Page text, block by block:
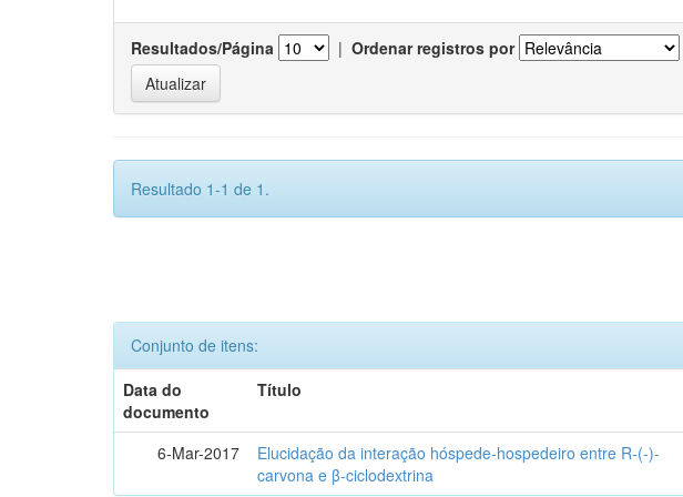
Resultados/Página | Ordenar registros por
Resultado 1-1 de 1.
Conjunto de itens:
Data do
documento
Título
6-Mar-2017
Elucidação da interação hóspede-hospedeiro entre R-(-)-
carvona e β-ciclodextrina